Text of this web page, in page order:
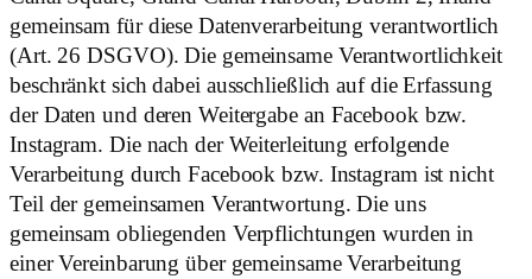
gemeinsam für diese Datenverarbeitung verantwortlich
(Art. 26 DSGVO). Die gemeinsame Verantwortlichkeit
beschränkt sich dabei ausschließlich auf die Erfassung
der Daten und deren Weitergabe an Facebook bzw.
Instagram. Die nach der Weiterleitung erfolgende
Verarbeitung durch Facebook bzw. Instagram ist nicht
Teil der gemeinsamen Verantwortung. Die uns
gemeinsam obliegenden Verpflichtungen wurden in
einer Vereinbarung über gemeinsame Verarbeitung